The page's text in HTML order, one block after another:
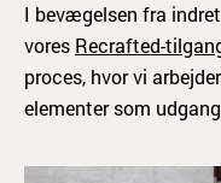
I bevægelsen fra
vores Recrafted-
proces, hvor vi
elementer som